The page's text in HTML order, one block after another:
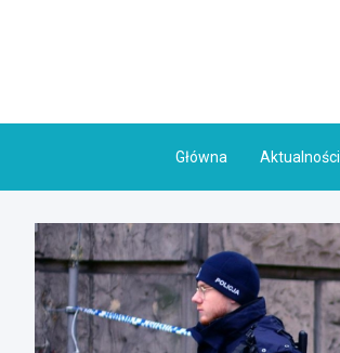
Główna Aktualności